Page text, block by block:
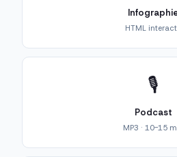
HTML
🎙️
Podcast
MP3 · 10-15